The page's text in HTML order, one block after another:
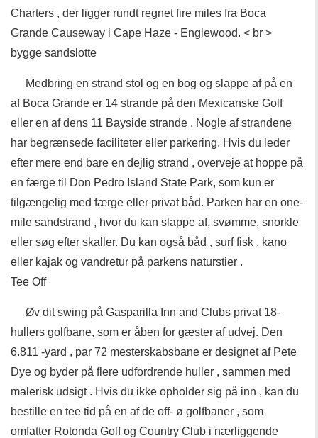
Charters , der ligger rundt regnet fire miles fra Boca
Grande Causeway i Cape Haze - Englewood. < br >
bygge sandslotte
Medbring en strand stol og en bog og slappe af på en
af Boca Grande er 14 strande på den Mexicanske Golf
eller en af ​​dens 11 Bayside strande . Nogle af strandene
har begrænsede faciliteter eller parkering. Hvis du leder
efter mere end bare en dejlig strand , overveje at hoppe på
en færge til Don Pedro Island State Park, som kun er
tilgængelig med færge eller privat båd. Parken har en one-
mile sandstrand , hvor du kan slappe af, svømme, snorkle
eller søg efter skaller. Du kan også båd , surf fisk , kano
eller kajak og vandretur på parkens naturstier .
Tee Off
Øv dit swing på Gasparilla Inn and Clubs privat 18-
hullers golfbane, som er åben for gæster af udvej. Den
6.811 -yard , par 72 mesterskabsbane er designet af Pete
Dye og byder på flere udfordrende huller , sammen med
malerisk udsigt . Hvis du ikke opholder sig på inn , kan du
bestille en tee tid på en af ​​de off- ø golfbaner , som
omfatter Rotonda Golf og Country Club i nærliggende